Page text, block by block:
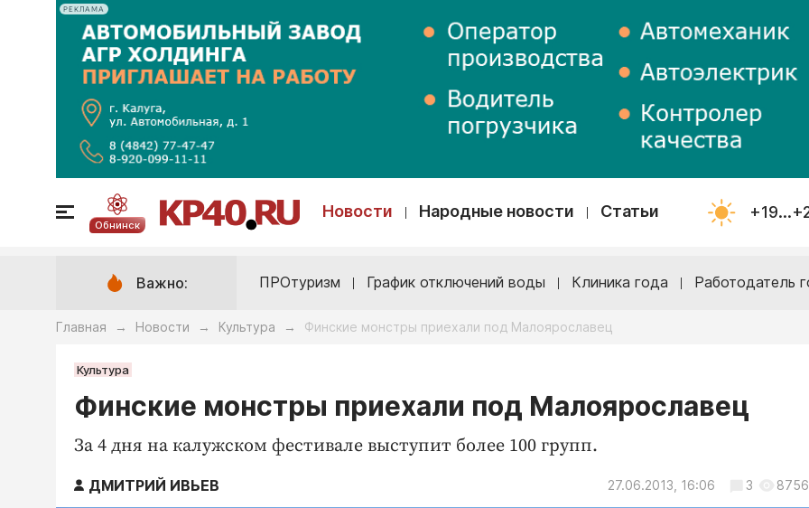
РЕКЛАМА
Обнинск
Новости Народные новости Статьи
Важно: ПРОтуризм График отключений воды Клиника года Работодатель
Главная → Новости → Культура → Финские монстры приехали под Малоярославец
Культура
Финские монстры приехали под Малоярославец
За 4 дня на калужском фестивале выступит более 100 групп.
ДМИТРИЙ ИВЬЕВ 27.06.2013, 16:06 3 8756